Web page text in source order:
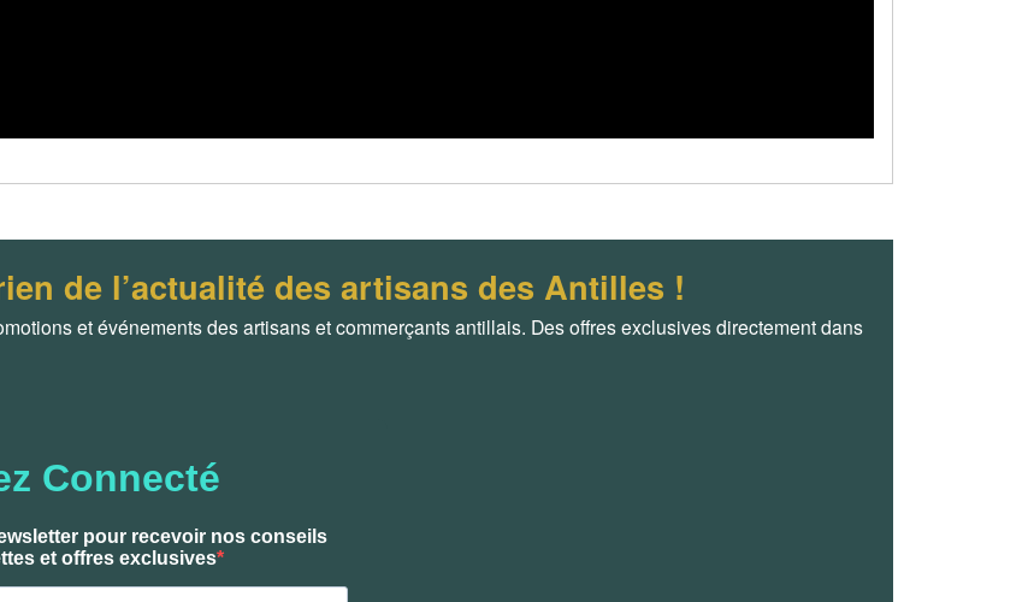
de l’actualité des artisans des Antilles !
et événements des artisans et commerçants antillais. Des offres exclusives directement dans